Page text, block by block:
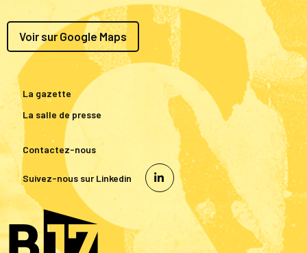
Voir sur Google Maps
La gazette
La salle de presse
Contactez-nous
Suivez-nous sur Linkedin